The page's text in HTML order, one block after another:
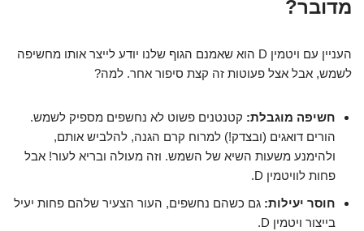
מדובר?
העניין עם ויטמין D הוא שאמנם הגוף שלנו יודע לייצר אותו מחשיפה
לשמש, אבל אצל פעוטות זה קצת סיפור אחר. למה?
חשיפה מוגבלת: קטנטנים פשוט לא נחשפים מספיק לשמש.
הורים דואגים (ובצדק!) למרוח קרם הגנה, להלביש אותם,
ולהימנע משעות השיא של השמש. וזה מעולה ובריא לעור! אבל
פחות לוויטמין D.
חוסר יעילות: גם כשהם נחשפים, העור הצעיר שלהם פחות יעיל
בייצור ויטמין D.